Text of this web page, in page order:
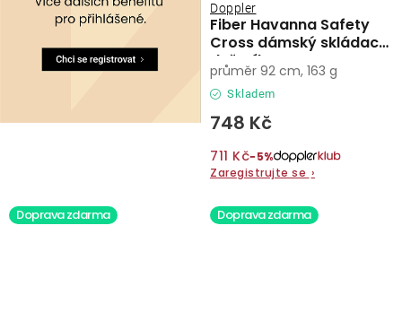
Fiber Havanna Safety
Cross dámský skládací
deštník
Doppler
Skladem
748 Kč
711 Kč−5%
Zaregistrujte se ›
průměr 92 cm, 163 g
Doprava zdarma Doprava zdarma